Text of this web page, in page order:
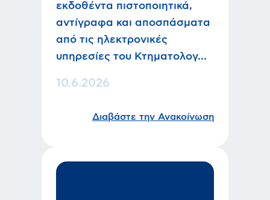
εκδοθέντα πιστοποιητικά,
αντίγραφα και αποσπάσματα
από τις ηλεκτρονικές
υπηρεσίες του Κτηματολογ...
10.6.2026
Διαβάστε την Ανακοίνωση